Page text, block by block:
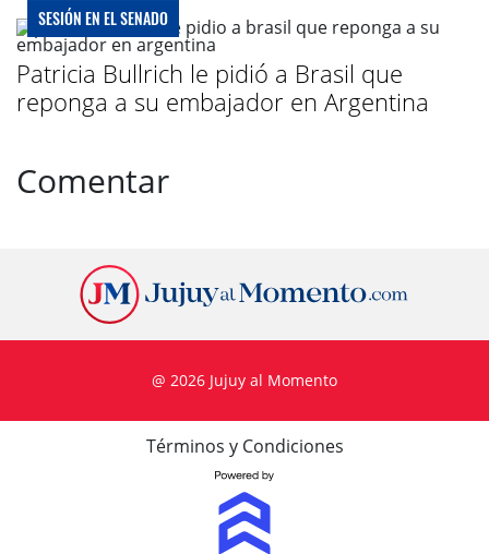
SESIÓN EN EL SENADO
Patricia Bullrich le pidió a Brasil que
reponga a su embajador en Argentina
Comentar
@ 2026 Jujuy al Momento
Términos y Condiciones